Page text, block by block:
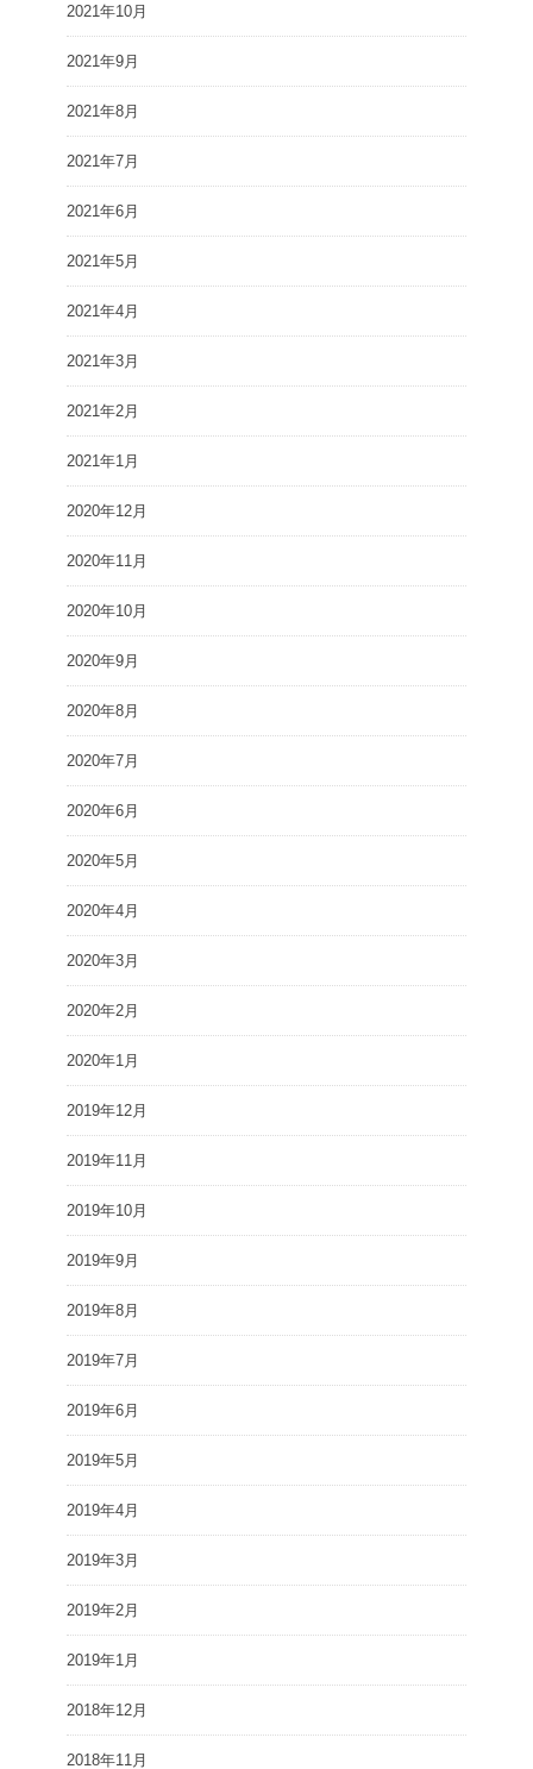
2021年10月
2021年9月
2021年8月
2021年7月
2021年6月
2021年5月
2021年4月
2021年3月
2021年2月
2021年1月
2020年12月
2020年11月
2020年10月
2020年9月
2020年8月
2020年7月
2020年6月
2020年5月
2020年4月
2020年3月
2020年2月
2020年1月
2019年12月
2019年11月
2019年10月
2019年9月
2019年8月
2019年7月
2019年6月
2019年5月
2019年4月
2019年3月
2019年2月
2019年1月
2018年12月
2018年11月